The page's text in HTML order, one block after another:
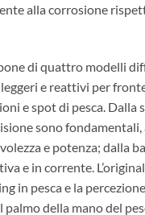
alla corrosione
di quattro modelli
e reattivi per
e spot di pesca. Dalla
sono fondamentali,
e potenza; dalla
e in corrente.
in pesca e la
della mano del